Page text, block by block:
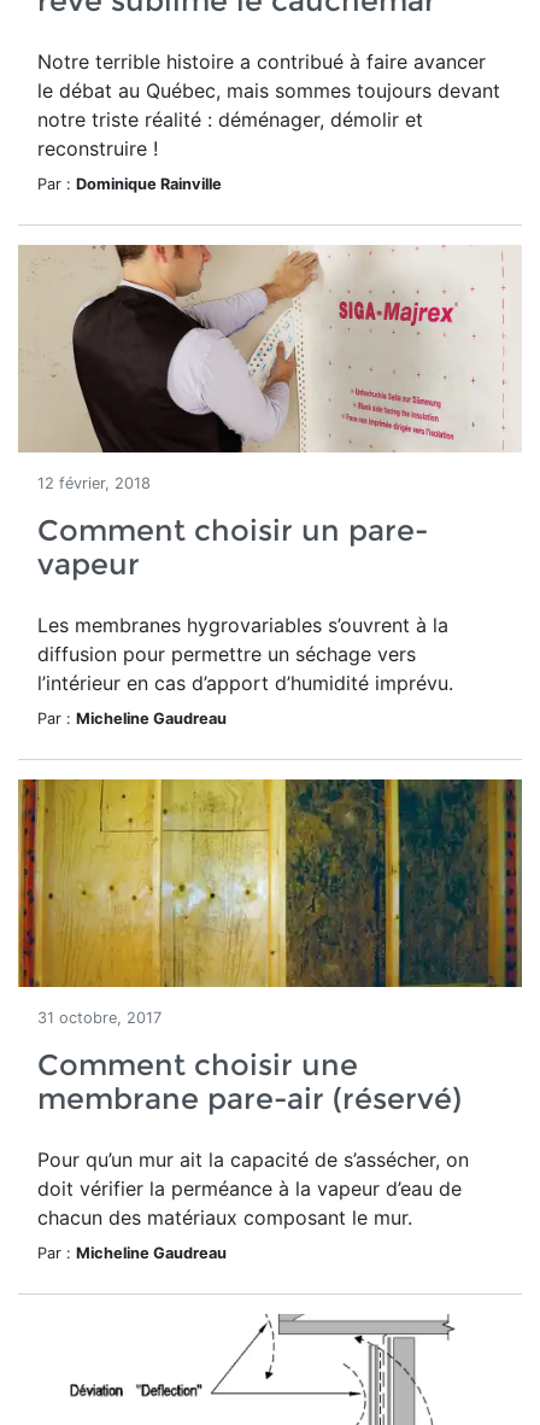
Notre terrible histoire a contribué à faire avancer
le débat au Québec, mais sommes toujours devant
notre triste réalité : déménager, démolir et
reconstruire !
Par : Dominique Rainville
12 février, 2018
Comment choisir un pare-
vapeur
Les membranes hygrovariables s’ouvrent à la
diffusion pour permettre un séchage vers
l’intérieur en cas d’apport d’humidité imprévu.
Par : Micheline Gaudreau
31 octobre, 2017
Comment choisir une
membrane pare-air (réservé)
Pour qu’un mur ait la capacité de s’assécher, on
doit vérifier la perméance à la vapeur d’eau de
chacun des matériaux composant le mur.
Par : Micheline Gaudreau